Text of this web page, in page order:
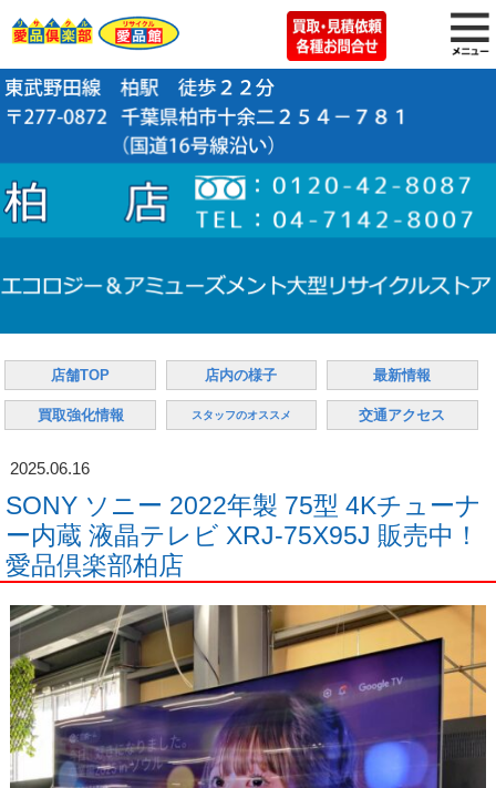
店舗TOP 店内の様子 最新情報
買取強化情報 スタッフのオススメ 交通アクセス
2025.06.16
SONY ソニー 2022年製 75型 4Kチューナ
ー内蔵 液晶テレビ XRJ-75X95J 販売中！
愛品倶楽部柏店